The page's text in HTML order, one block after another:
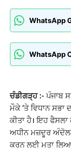
WhatsApp
WhatsApp
ਚੰਡੀਗੜ੍ਹ :-ਪੰਜਾਬ
ਮੌਕੇ ‘ਤੇ ਵਿਧਾਨ
ਕੀਤਾ ਹੈ। ਇਹ
ਅਧੀਨ ਮਜ਼ਦੂਰ
ਕਰਨ ਲਈ ਮਤਾ